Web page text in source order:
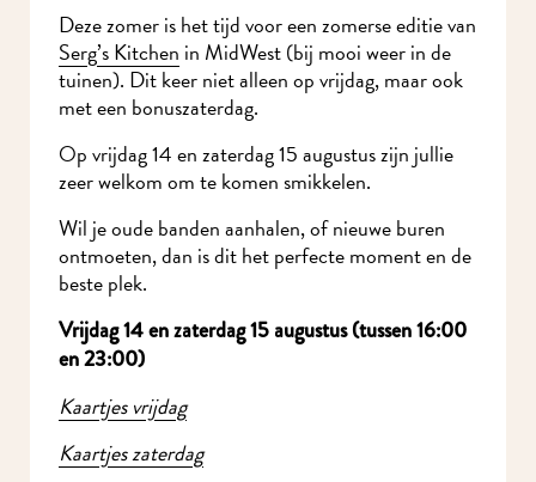
Deze zomer is het tijd voor een zomerse editie van
Serg’s Kitchen in MidWest (bij mooi weer in de
tuinen). Dit keer niet alleen op vrijdag, maar ook
met een bonuszaterdag.
Op vrijdag 14 en zaterdag 15 augustus zijn jullie
zeer welkom om te komen smikkelen.
Wil je oude banden aanhalen, of nieuwe buren
ontmoeten, dan is dit het perfecte moment en de
beste plek.
Vrijdag 14 en zaterdag 15 augustus (tussen 16:00
en 23:00)
Kaartjes vrijdag
Kaartjes zaterdag